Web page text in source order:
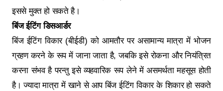
इससे मुक्त हो सकते है।
बिंज ईटिंग डिसआर्डर
बिंज ईटिंग विकार (बीईडी) को आमतौर पर असामान्य मात्रा में भोजन
ग्रहण करने के रूप में जाना जाता है, जबकि इसे रोकना और नियंत्रित
करना संभव है परन्तु इसे व्यहवारिक रूप लेने में असमर्थता महसूस होती
है। ज्यादा मात्रा में खाने से आप बिंज ईटिंग विकार के शिकार हो सकते